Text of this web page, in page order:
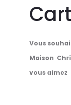
Parce que
qui brille
Vous
Maison
vous aimez